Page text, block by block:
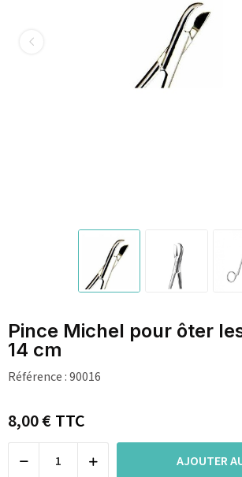
Pince Michel pour ôter
14 cm
Référence :90016
8,00 €TTC
AJOUTER